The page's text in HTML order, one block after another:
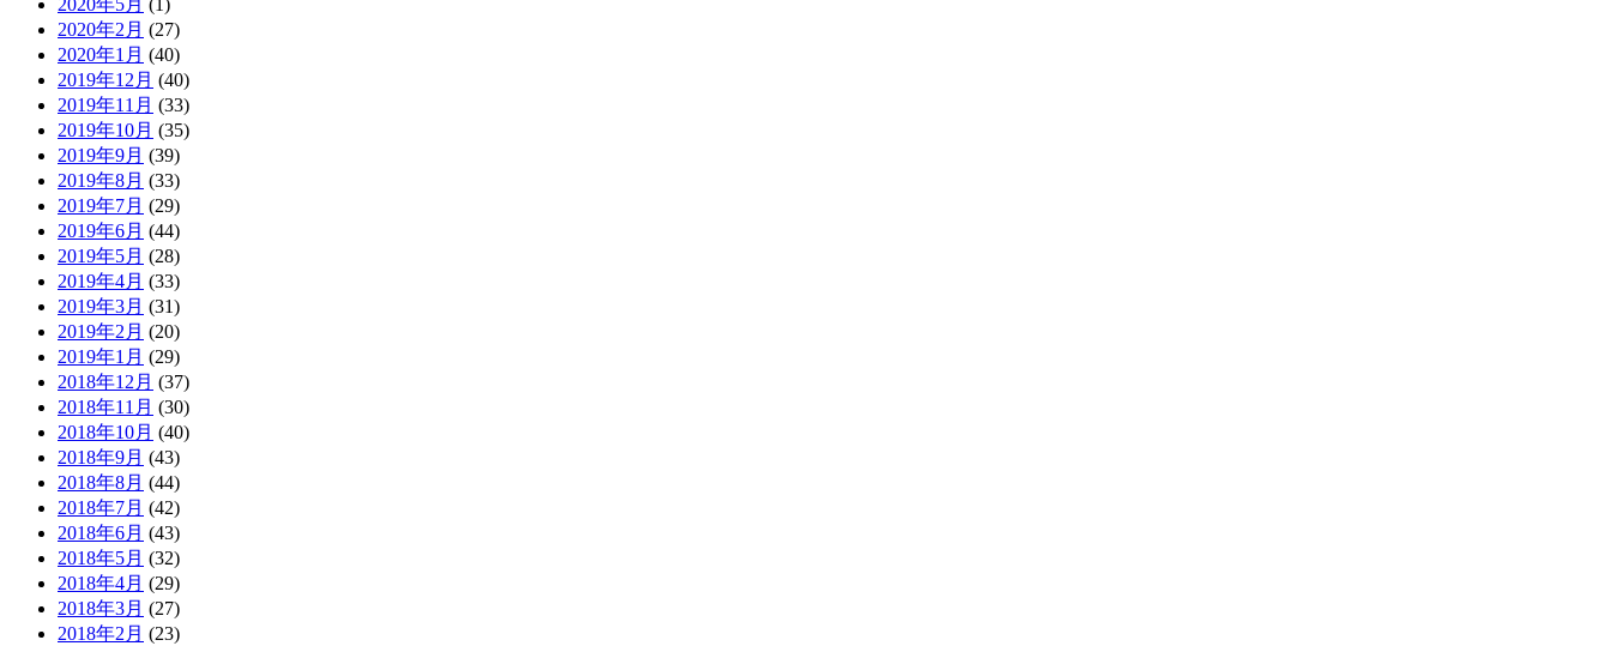
2020年5月 (1)
2020年2月 (27)
2020年1月 (40)
2019年12月 (40)
2019年11月 (33)
2019年10月 (35)
2019年9月 (39)
2019年8月 (33)
2019年7月 (29)
2019年6月 (44)
2019年5月 (28)
2019年4月 (33)
2019年3月 (31)
2019年2月 (20)
2019年1月 (29)
2018年12月 (37)
2018年11月 (30)
2018年10月 (40)
2018年9月 (43)
2018年8月 (44)
2018年7月 (42)
2018年6月 (43)
2018年5月 (32)
2018年4月 (29)
2018年3月 (27)
2018年2月 (23)